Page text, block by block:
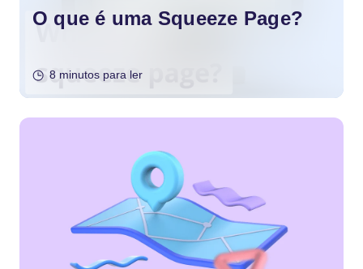
O que é uma Squeeze Page?
8 minutos para ler